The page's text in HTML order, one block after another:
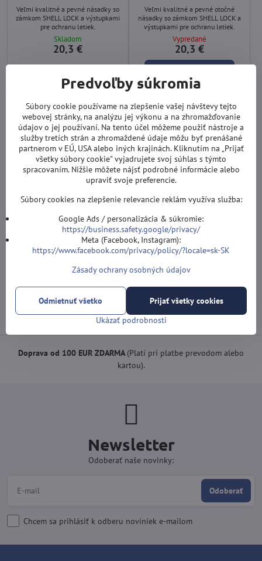
Veľmi kvalitné a pevné násadky so
zámkom SHELL LOCK a výstupkami
pre ochranu letiek.
Skladom
20,3 €
Veľmi kvalitné a pevné otočné
násadky so zámkom SHELL LOCK a
výstupkami pre ochranu letiek.
Vypredané
20,3 €
L-Style násadky Carbon
Lock 190
Veľmi kvalitné a pevné násadky so
zámkom SHELL LOCK a výstupkami
pre ochranu letiek.
Vypredané
20,3 €
Zobraziť
L-Style násadky Carbon
Silent 330
Veľmi kvalitné a pevné otočné
násadky so zámkom SHELL LOCK a
výstupkami pre ochranu letiek.
Vypredané
20,3 €
Zobraziť
Doprava od 100 EUR ZDARMA(Platí pri platbe prevodom alebo
kartou).
Newsletter
Odoberať naše novinky:
Odoberať
Chcem sa prihlásiť k odberu noviniek e-mailom
Predvoľby súkromia
Súbory cookie používame na zlepšenie vašej návštevy tejto
webovej stránky, na analýzu jej výkonu a na zhromažďovanie
údajov o jej používaní. Na tento účel môžeme použiť nástroje a
služby tretích strán a zhromaždené údaje môžu byť prenášané
partnerom v EÚ, USA alebo iných krajinách. Kliknutím na „Prijať
všetky súbory cookie" vyjadrujete svoj súhlas s týmto
spracovaním. Nižšie môžete nájsť podrobné informácie alebo
upraviť svoje preferencie.
Súbory cookies na zlepšenie relevancie reklám využíva služba:
Google Ads / personalizácia & súkromie:
https://business.safety.google/privacy/
Meta (Facebook, Instagram):
https://www.facebook.com/privacy/policy/?locale=sk-SK
Zásady ochrany osobných údajov
Ukázať podrobnosti
Prijať všetky cookies
Odmietnuť všetko